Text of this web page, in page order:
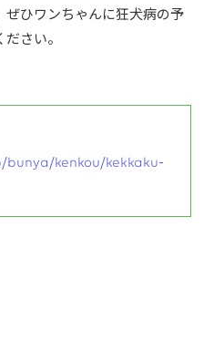
ひワンちゃんに狂犬病の予
さい。
kenkou/kekkaku-